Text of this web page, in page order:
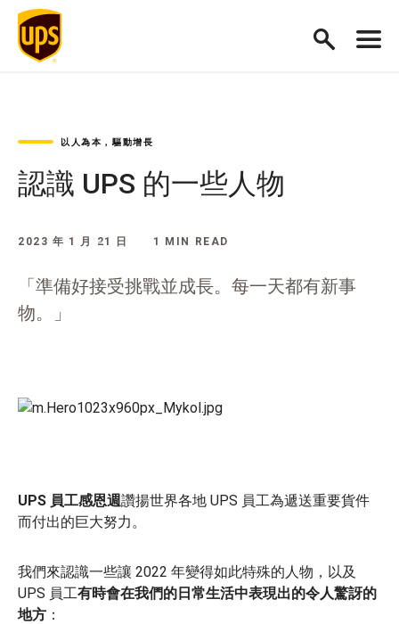
以人為本，驅動增長
認識 UPS 的一些人物
2023 年 1 月 21 日 1 MIN READ
「準備好接受挑戰並成長。每一天都有新事
物。」
UPS 員工感恩週讚揚世界各地 UPS 員工為遞送重要貨件
而付出的巨大努力。
我們來認識一些讓 2022 年變得如此特殊的人物，以及
UPS 員工有時會在我們的日常生活中表現出的令人驚訝的
地方 ：